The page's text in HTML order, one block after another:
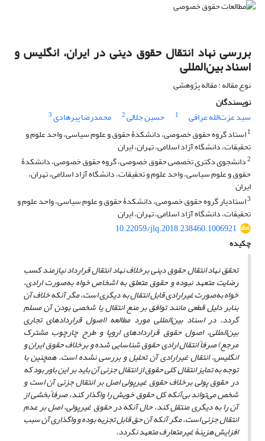
بررسی نهاد انتقال حقوق دینی در ایران، انگلیس و
اسناد بین‌المللی
نوع مقاله : مقاله پژوهشی
نویسندگان
سید عزت‌الله عراقی
1 حسین جلالی2 محمدرضا پیرهادی3
1استاد گروه حقوق خصوصی، دانشکدۀ حقوق و علوم سیاسی، واحد علوم و
تحقیقات، دانشگاه آزاد اسلامی، تهران، ایران
2دانشجوی دکتری تخصصی حقوق خصوصی، گروه حقوق خصوصی، دانشکدۀ
حقوق و علوم سیاسی، واحد علوم و تحقیقات، دانشگاه آزاد اسلامی، تهران،
ایران
3استادیار گروه حقوق خصوصی، دانشکدۀ حقوق و علوم سیاسی، واحد علوم و
تحقیقات، دانشگاه آزاد اسلامی، تهران، ایران
10.22059/jlq.2018.238460.1006921
چکیده
تحقق نهاد انتقال حقوق دینی برخلاف نهاد انتقال قرارداد نیازمند کسب
رضایت متعهد نبوده و حقوق متعلق به اشخاص خواه به‌صورت ارادی،
خواه به‌صورت غیرارادی قابل انتقال به دیگری است، مگر آنکه خلاف آن
بنابر دلیل قطعی مانند توافق بر منع انتقال یا شخصی بودن آن مسلم
گردد. در اسناد بین‌المللی مورد مطالعه (اصول قراردادهای تجاری
بین‌المللی، اصول حقوق قراردادهای اروپا و طرح چارچوب مشترک
مرجع) صرفاً انتقال ارادی حقوق شناسایی شده و برخلاف حقوق ایران و
انگلیس، انتقال غیرارادی آن تحلیل و بررسی نشده است. همچنین با
توجه به تمایز انتقال کلی حقوق از انتقال جزئی آن باید بر این باور بود که
در حقوق پولی برخلاف حقوق غیرپولی اصل بر انتقال جزئی آن است و
شخص می‌تواند بی‌آنکه کل حقوق خویش را واگذار کند، صرفاً بخشی از
آن را به دیگری منتقل کند، حال آنکه در حقوق غیرپولی، اصل بر عدم
انتقال جزئی است، مگر آنکه آن حق قابل تجزیه بوده و واگذاری آن سبب
افزایش هزینۀغیرمتعارف متعهد نگردد.